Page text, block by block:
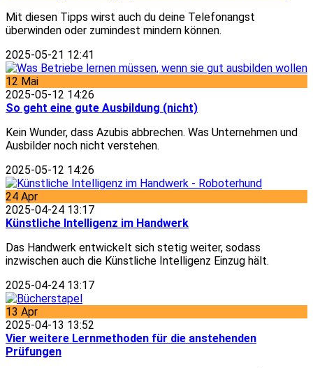
Mit diesen Tipps wirst auch du deine Telefonangst
überwinden oder zumindest mindern können.
2025-05-21 12:41
12 Mai
2025-05-12 14:26
So geht eine gute Ausbildung (nicht)
Kein Wunder, dass Azubis abbrechen. Was Unternehmen und
Ausbilder noch nicht verstehen.
2025-05-12 14:26
24 Apr
2025-04-24 13:17
Künstliche Intelligenz im Handwerk
Das Handwerk entwickelt sich stetig weiter, sodass
inzwischen auch die Künstliche Intelligenz Einzug hält.
2025-04-24 13:17
13 Apr
2025-04-13 13:52
Vier weitere Lernmethoden für die anstehenden
Prüfungen